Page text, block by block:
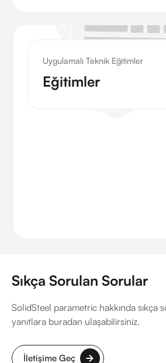
Uygulamalı Teknik Eğitimler
Eğitimler
Sıkça Sorulan Sorular
SolidSteel parametric hakkında sıkça
yanıtlara buradan ulaşabilirsiniz.
İletişime Geç